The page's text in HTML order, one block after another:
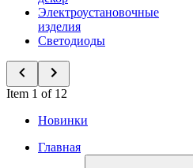
Электроустановочные
изделия
Светодиоды
Item 1 of 12
Новинки
Главная